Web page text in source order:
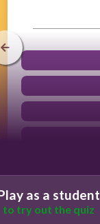
as a student
to try out the quiz